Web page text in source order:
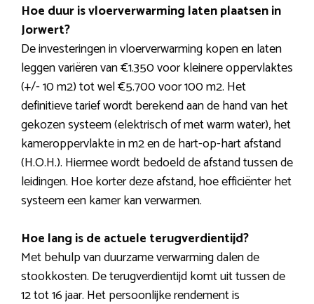
Hoe duur is vloerverwarming laten plaatsen in
Jorwert?
De investeringen in vloerverwarming kopen en laten
leggen variëren van €1.350 voor kleinere oppervlaktes
(+/- 10 m2) tot wel €5.700 voor 100 m2. Het
definitieve tarief wordt berekend aan de hand van het
gekozen systeem (elektrisch of met warm water), het
kameroppervlakte in m2 en de hart-op-hart afstand
(H.O.H.). Hiermee wordt bedoeld de afstand tussen de
leidingen. Hoe korter deze afstand, hoe efficiënter het
systeem een kamer kan verwarmen.
Hoe lang is de actuele terugverdientijd?
Met behulp van duurzame verwarming dalen de
stookkosten. De terugverdientijd komt uit tussen de
12 tot 16 jaar. Het persoonlijke rendement is